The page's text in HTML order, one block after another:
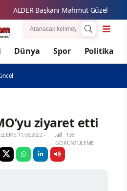
Dünya Spor Politika
ziyaret etti
-
138
GÖRÜNTÜLEME